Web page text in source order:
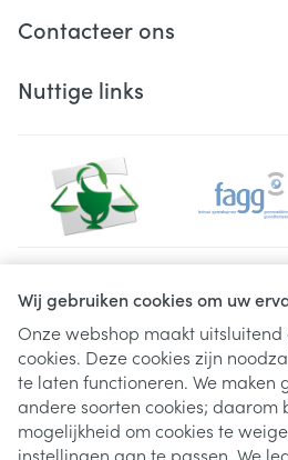
Wij gebruiken cookies om uw
Onze webshop maakt
cookies. Deze cookies zijn
te laten functioneren. We maken
andere soorten cookies; daarom
mogelijkheid om cookies te
instellingen aan te passen. We
Contacteer ons
Nuttige links
Juridische links